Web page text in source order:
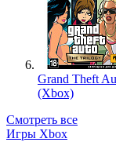
Grand Theft
(Xbox)
Смотреть все
Игры Xbox